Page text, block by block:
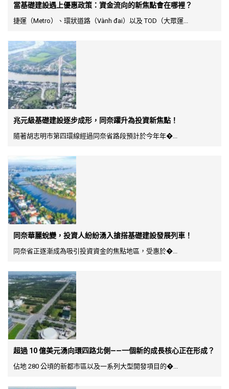
當基礎建設遇上優惠政策：資金流向的新焦點會在哪裡？
捷運（Metro）、環狀道路（Vành đai）以及 TOD（大眾運...
兆元級基礎建設逐步成形，同奈躍升為投資新焦點！
隨著胡志明市第四環線經過同奈省路段預計於今年年�...
同奈華麗蛻變，投資人紛紛湧入搶搭基礎建設發展列車！
同奈省正逐漸成為吸引投資資金的焦點地區，受惠於�...
超過 10 億美元湧向環四路北側——一個新的成長核心正在形成？
佔地 280 公頃的新都市區以及一系列大型開發項目的�...